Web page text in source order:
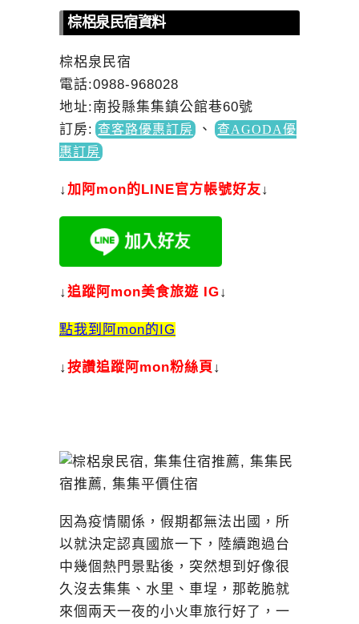
棕梠泉民宿資料
棕梠泉民宿
電話:0988-968028
地址:南投縣集集鎮公館巷60號
訂房: 查客路優惠訂房 、
查AGODA優
惠訂房
↓加 阿mon的LINE官方帳號好友↓
↓追蹤阿mon美食旅遊 IG↓
點我到阿mon的IG
↓按讚追蹤阿mon粉絲頁 ↓
因為疫情關係，假期都無法出國，所
以就決定認真國旅一下，陸續跑過台
中幾個熱門景點後，突然想到好像很
久沒去集集、水里、車埕，那乾脆就
來個兩天一夜的小火車旅行好了，一